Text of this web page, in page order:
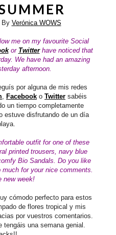
Verónica WOWS
me on my favourite Social
or Twitter have noticed that
We have had an amazing
afternoon.
por alguna de mis redes
Facebook o Twitter sabéis
un tiempo completamente
estuve disfrutando de un día
outfit for one of these
printed trousers, navy blue
Bio Sandals. Do you like
for your nice comments.
new week!
cómodo perfecto para estos
de flores tropical y mis
por vuestros comentarios.
una semana genial.